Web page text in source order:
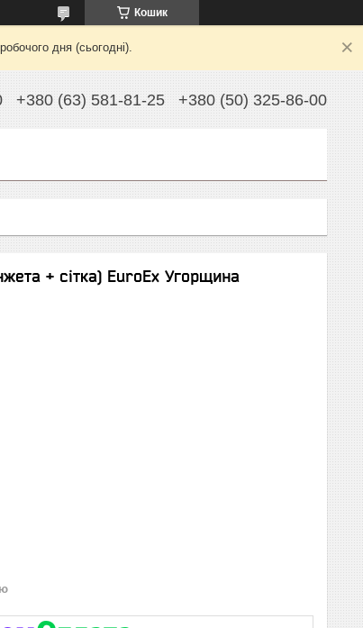
Кошик
дня (сьогодні).
+380 (63) 581-81-25 +380 (50) 325-86-00
+ сітка) EuroEx Угорщина